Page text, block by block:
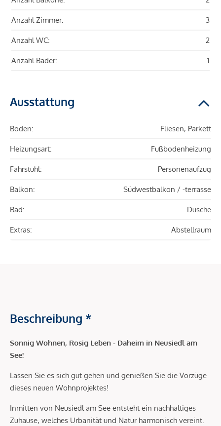
Anzahl Zimmer: 3
Anzahl WC: 2
Anzahl Bäder: 1
Ausstattung
Boden: Fliesen, Parkett
Heizungsart: Fußbodenheizung
Fahrstuhl: Personenaufzug
Balkon: Südwestbalkon / -terrasse
Bad: Dusche
Extras: Abstellraum
Beschreibung *
Sonnig Wohnen, Rosig Leben - Daheim in Neusiedl am
See!
Lassen Sie es sich gut gehen und genießen Sie die Vorzüge
dieses neuen Wohnprojektes!
Inmitten von Neusiedl am See entsteht ein nachhaltiges
Zuhause, welches Urbanität und Natur harmonisch vereint.